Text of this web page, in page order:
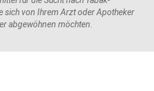
sich von Ihrem Arzt oder Apotheker
abgewöhnen möchten.